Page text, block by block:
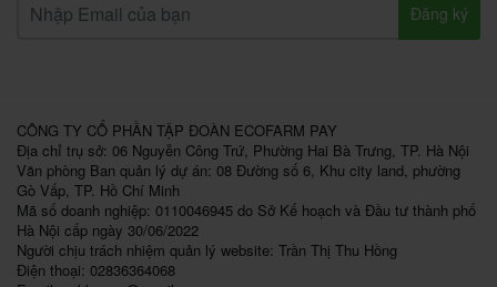
Đăng ký
CÔNG TY CỔ PHẦN TẬP ĐOÀN ECOFARM PAY
Địa chỉ trụ sở: 06 Nguyễn Công Trứ, Phường Hai Bà Trưng, TP. Hà Nội
Văn phòng Ban quản lý dự án: 08 Đường số 6, Khu city land, phường
Gò Vấp, TP. Hồ Chí Minh
Mã số doanh nghiệp: 0110046945 do Sở Kế hoạch và Đầu tư thành phố
Hà Nội cấp ngày 30/06/2022
Người chịu trách nhiệm quản lý website: Trần Thị Thu Hồng
Điện thoại: 02836364068